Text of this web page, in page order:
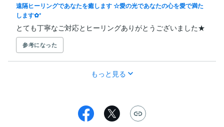
遠隔ヒーリングであなたを癒します ☆愛の光であなたの心を愛で満た
します✿*
とても丁寧なご対応とヒーリングありがとうございました★
参考になった
もっと見る